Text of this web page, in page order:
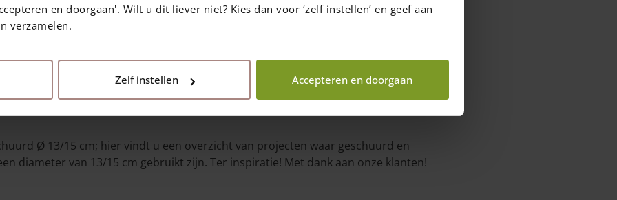
en doorgaan'. Wilt u dit liever niet? Kies dan voor ‘zelf instellen’ en geef aan
verzamelen.
Zelf instellen Accepteren en doorgaan
Ø 13/15 cm; hier vindt u een overzicht van projecten waar geschuurd en
diameter van 13/15 cm gebruikt zijn. Ter inspiratie! Met dank aan onze klanten!